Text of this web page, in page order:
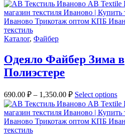
Каталог, Файбер
Одеяло Файбер Зима в
Полиэстере
690.00 ₽ – 1,350.00 ₽ Select options